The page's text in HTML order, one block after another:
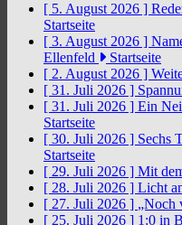
[ 5. August 2026 ]
Startseite
[ 3. August 2026 ]
Ellenfeld
Startseite
[ 2. August 2026 ]
[ 31. Juli 2026 ]
[ 31. Juli 2026 ] Ein
Startseite
[ 30. Juli 2026 ] Sechs
Startseite
[ 29. Juli 2026 ] Mit
[ 28. Juli 2026 ] Licht
[ 27. Juli 2026 ] „Noch
[ 25. Juli 2026 ] 1:0 in